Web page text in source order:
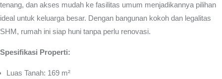
tenang, dan akses mudah ke fasilitas umum menjadikannya pilihan
ideal untuk keluarga besar. Dengan bangunan kokoh dan legalitas
SHM, rumah ini siap huni tanpa perlu renovasi.
Spesifikasi Properti:
Luas Tanah: 169 m²